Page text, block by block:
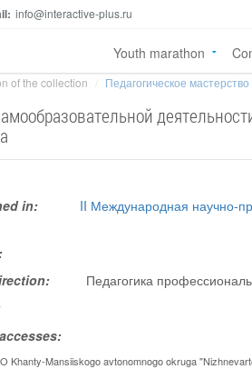
info@interactive-plus.ru
Youth marathon
of the collection Педагогическое
in:
II Международная научно-
Педагогика
Khanty-Mansiiskogo avtonomnogo okruga